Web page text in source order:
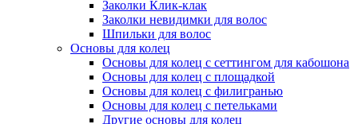
Заколки Клик-клак
Заколки невидимки для волос
Шпильки для волос
Основы для колец
Основы для колец с сеттингом для кабошона
Основы для колец с площадкой
Основы для колец с филигранью
Основы для колец с петельками
Другие основы для колец